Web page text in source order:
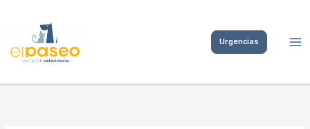
contenido
Urgencias